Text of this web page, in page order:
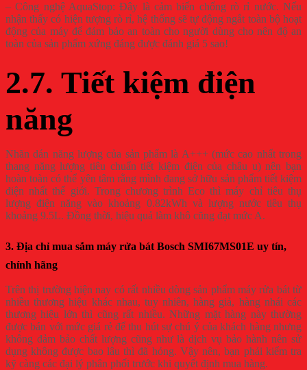
– Công nghệ AquaStop: Đây là cảm biến chống rò rỉ nước. Nếu
nhận thấy có hiện tượng rò rỉ, hệ thống sẽ tự động ngắt toàn bộ hoạt
động của máy để đảm bảo an toàn cho người dùng cho nên độ an
toàn của sản phẩm xứng đáng được đánh giá 5 sao!
2.7. Tiết kiệm điện
năng
Nhãn dán năng lượng của sản phẩm là A+++ (mức cao nhất trong
thang năng lượng tiêu chuẩn tiết kiệm điện của châu u) nên bạn
hoàn toàn có thể yên tâm rằng mình đang sở hữu sản phẩm tiết kiệm
điện nhất thế giới. Trong chương trình Eco thì máy chỉ tiêu thụ
lượng điện năng vào khoảng 0.82kWh và lượng nước tiêu thụ
khoảng 9.5L. Đồng thời, hiệu quả làm khô cũng đạt mức A.
3. Địa chỉ mua sắm máy rửa bát Bosch SMI67MS01E uy tín,
chính hãng
Trên thị trường hiện nay có rất nhiều dòng sản phẩm máy rửa bát từ
nhiều thương hiệu khác nhau, tuy nhiên, hàng giả, hàng nhái các
thương hiệu lớn thì cũng rất nhiều. Những mặt hàng này thường
được bán với mức giá rẻ để thu hút sự chú ý của khách hàng nhưng
không đảm bảo chất lượng cũng như là dịch vụ bảo hành nên sử
dụng không được bao lâu thì đã hỏng. Vậy nên, bạn phải kiểm tra
kỹ càng các đại lý phân phối trước khi quyết định mua hàng.